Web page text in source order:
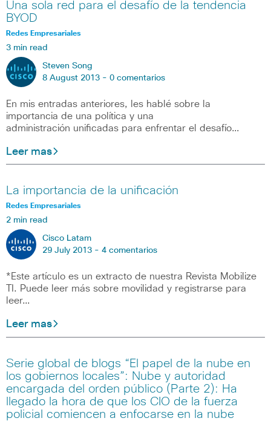
Una sola red para el desafío de la tendencia
BYOD
Redes Empresariales
3 min read
Steven Song
8 August 2013 - 0 comentarios
En mis entradas anteriores, les hablé sobre la
importancia de una política y una
administración unificadas para enfrentar el desafío…
Leer mas
La importancia de la unificación
Redes Empresariales
2 min read
Cisco Latam
29 July 2013 - 4 comentarios
*Este artículo es un extracto de nuestra Revista Mobilize
TI. Puede leer más sobre movilidad y registrarse para
leer…
Leer mas
Serie global de blogs “El papel de la nube en
los gobiernos locales”: Nube y autoridad
encargada del orden público (Parte 2): Ha
llegado la hora de que los CIO de la fuerza
policial comiencen a enfocarse en la nube